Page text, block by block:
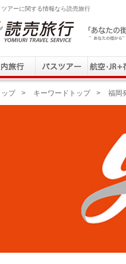
アーに関する情報なら読売旅行
あなたの街から」旅にでる｜Yomiuri
プ > キーワードトップ > 福岡